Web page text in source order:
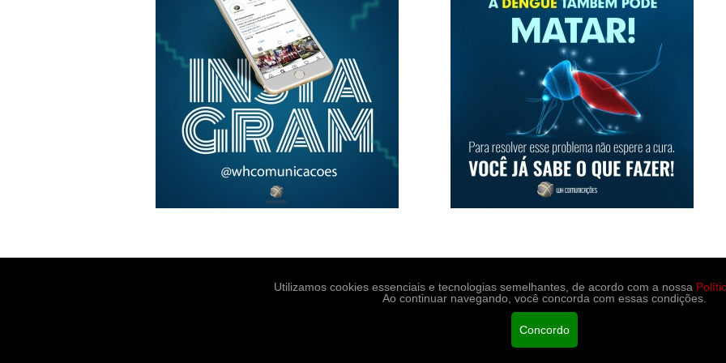
Medicina e saúde
Utilizamos cookies essenciais e tecnologias semelhantes, de acordo com a nossa
Ao continuar navegando, você concorda com essas condições.
Concordo